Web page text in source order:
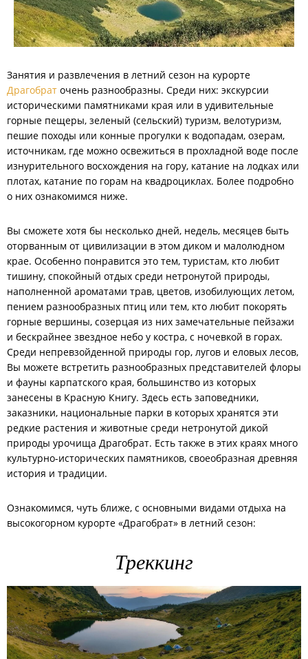
Занятия и развлечения в летний сезон на курорте
Драгобрат очень разнообразны. Среди них: экскурсии
историческими памятниками края или в удивительные
горные пещеры, зеленый (сельский) туризм, велотуризм,
пешие походы или конные прогулки к водопадам, озерам,
источникам, где можно освежиться в прохладной воде после
изнурительного восхождения на гору, катание на лодках или
плотах, катание по горам на квадроциклах. Более подробно
о них ознакомимся ниже.
Вы сможете хотя бы несколько дней, недель, месяцев быть
оторванным от цивилизации в этом диком и малолюдном
крае. Особенно понравится это тем, туристам, кто любит
тишину, спокойный отдых среди нетронутой природы,
наполненной ароматами трав, цветов, изобилующих летом,
пением разнообразных птиц или тем, кто любит покорять
горные вершины, созерцая из них замечательные пейзажи
и бескрайнее звездное небо у костра, с ночевкой в горах.
Среди непревзойденной природы гор, лугов и еловых лесов,
Вы можете встретить разнообразных представителей флоры
и фауны карпатского края, большинство из которых
занесены в Красную Книгу. Здесь есть заповедники,
заказники, национальные парки в которых хранятся эти
редкие растения и животные среди нетронутой дикой
природы урочища Драгобрат. Есть также в этих краях много
культурно-исторических памятников, своеобразная древняя
история и традиции.
Ознакомимся, чуть ближе, с основными видами отдыха на
высокогорном курорте «Драгобрат» в летний сезон:
Треккинг